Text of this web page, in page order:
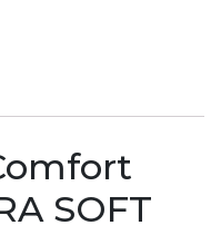
SOFT